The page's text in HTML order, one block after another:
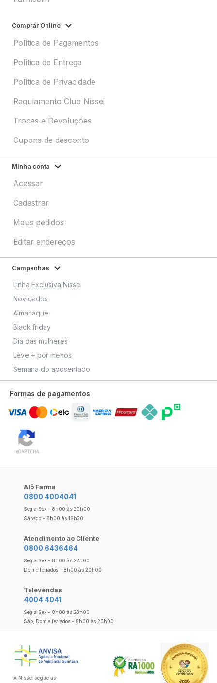
Comprar Online
Política de Pagamentos
Política de Entrega
Política de Privacidade
Regulamento Club Nissei
Trocas e Devoluções
Cupons de desconto
Minha conta
Acessar
Cadastrar
Meus pedidos
Editar endereços
Campanhas
Linha Exclusiva Nissei
Novidades
Almanaque
Black friday
Dia das mulheres
Leve + por menos
Semana do aposentado
Formas de pagamentos
Alô Farma
0800 4004041
Seg a Sex - 8h00 às 20h00
Sábado - 8h00 às 16h30
Atendimento ao Cliente
0800 6436464
Seg a Sex - 8h00 às 22h00
Dom e feriados - 8h00 às 20h00
Televendas
4004 4041
Seg a Sex - 8h00 às 23h00
Sáb, Dom e feriados - 8h00 às 20h00
A Nissei segue as